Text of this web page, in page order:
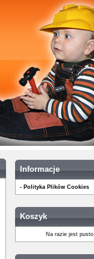
Informacje
- Polityka Plików Cookies
Koszyk
Na razie jest pusto